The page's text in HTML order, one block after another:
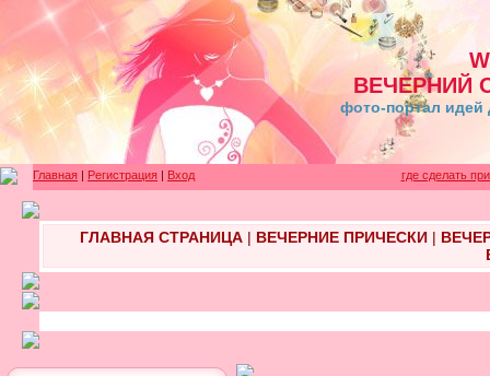
ВЕЧЕРНИЙ
фото-портал идей
Главная | Регистрация | Вход где сделать
ГЛАВНАЯ СТРАНИЦА| ВЕЧЕРНИЕ ПРИЧЕСКИ|